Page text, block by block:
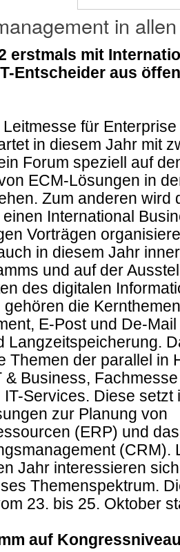
in
erstmals mit
Entscheider aus
für
in diesem Jahr mit
Forum speziell auf
ECM-Lösungen in
Zum anderen wird
International
Vorträgen
in diesem Jahr
und auf der
des digitalen
die
E-Post und De-
Langzeitspeicherung.
Themen der parallel in
& Business,
Services. Diese setzt
zur Planung von
(ERP) und das
(CRM).
Jahr interessieren
Themenspektrum.
23. bis 25. Oktober
auf